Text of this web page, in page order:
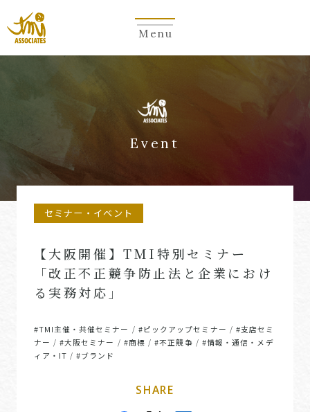
Menu
Event
セミナー・イベント
【大阪開催】TMI特別セミナー
「改正不正競争防止法と企業におけ
る実務対応」
#TMI主催・共催セミナー / #ピックアップセミナー / #支店セミ
ナー / #大阪セミナー / #商標 /#不正競争 / #情報・通信・メデ
ィア・IT /#ブランド
SHARE